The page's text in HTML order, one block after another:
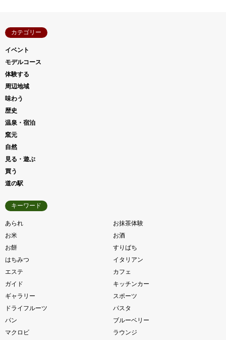
カテゴリー
イベント
モデルコース
体験する
周辺地域
味わう
歴史
温泉・宿泊
窯元
自然
見る・遊ぶ
買う
道の駅
キーワード
あられ
お抹茶体験
お米
お酒
お餅
すりばち
はちみつ
イタリアン
エステ
カフェ
ガイド
キッチンカー
ギャラリー
スポーツ
ドライフルーツ
パスタ
パン
ブルーベリー
マクロビ
ラウンジ